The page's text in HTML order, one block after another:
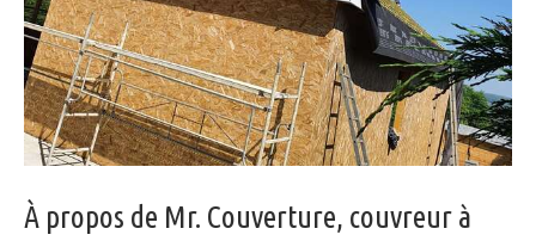
À propos de Mr. Couverture, couvreur à